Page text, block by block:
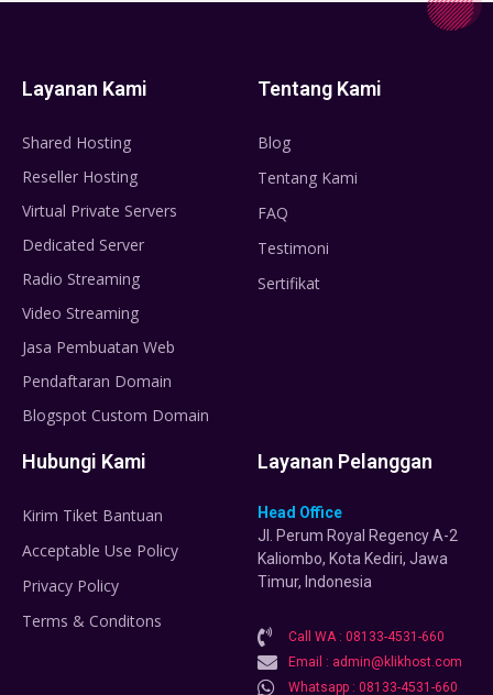
Layanan Kami
Shared Hosting
Reseller Hosting
Virtual Private Servers
Dedicated Server
Radio Streaming
Video Streaming
Jasa Pembuatan Web
Pendaftaran Domain
Blogspot Custom Domain
Tentang Kami
Blog
Tentang Kami
FAQ
Testimoni
Sertifikat
Hubungi Kami
Kirim Tiket Bantuan
Acceptable Use Policy
Privacy Policy
Terms & Conditons
Layanan Pelanggan
Head Office
Jl. Perum Royal Regency A-2
Kaliombo, Kota Kediri, Jawa
Timur, Indonesia
Call WA : 08133-4531-660
Email : admin@klikhost.com
Whatsapp : 08133-4531-660